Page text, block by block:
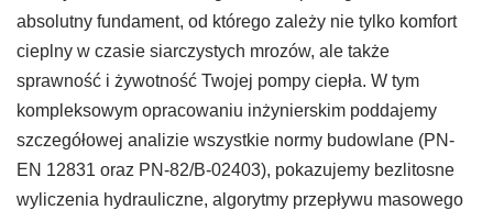
absolutny fundament, od którego zależy nie tylko komfort
cieplny w czasie siarczystych mrozów, ale także
sprawność i żywotność Twojej pompy ciepła. W tym
kompleksowym opracowaniu inżynierskim poddajemy
szczegółowej analizie wszystkie normy budowlane (PN-
EN 12831 oraz PN-82/B-02403), pokazujemy bezlitosne
wyliczenia hydrauliczne, algorytmy przepływu masowego